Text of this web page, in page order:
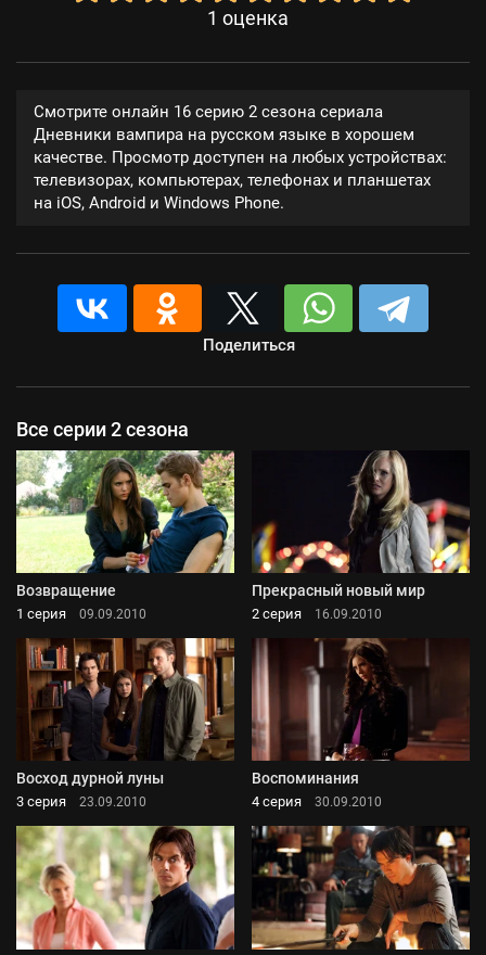
1 оценка
Смотрите онлайн 16 серию 2 сезона сериала
Дневники вампира на русском языке в хорошем
качестве. Просмотр доступен на любых устройствах:
телевизорах, компьютерах, телефонах и планшетах
на iOS, Android и Windows Phone.
Поделиться
Все серии 2 сезона
Возвращение
1 серия 09.09.2010
Прекрасный новый мир
2 серия 16.09.2010
Восход дурной луны
3 серия 23.09.2010
Воспоминания
4 серия 30.09.2010